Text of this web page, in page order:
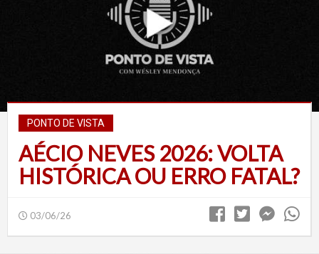
PONTO DE VISTA
AÉCIO NEVES 2026: VOLTA
HISTÓRICA OU ERRO FATAL?
03/06/26